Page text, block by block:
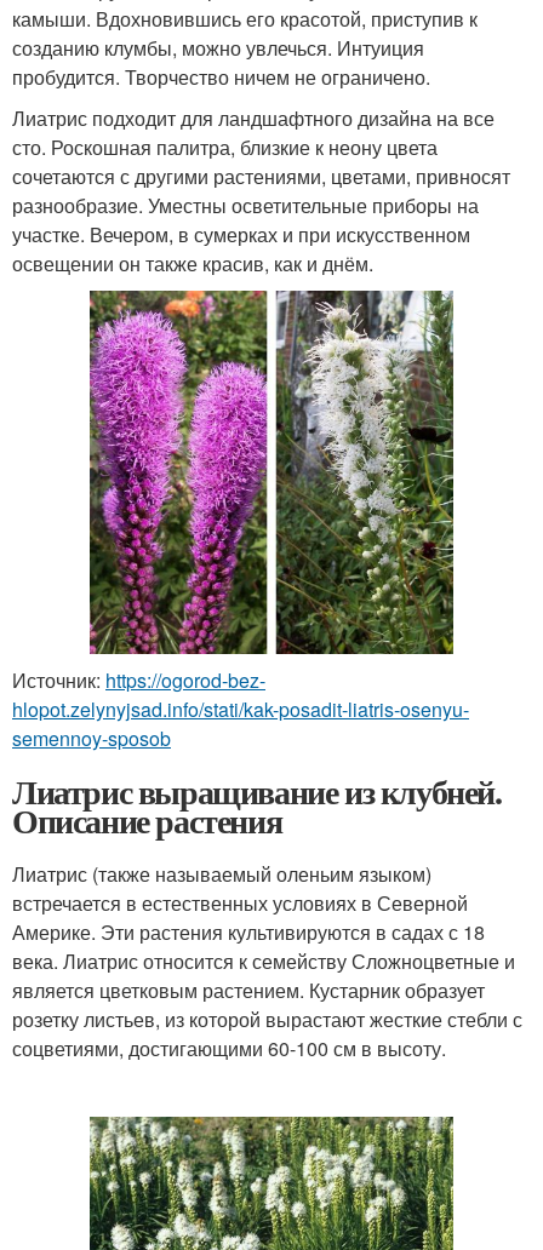
камыши. Вдохновившись его красотой, приступив к
созданию клумбы, можно увлечься. Интуиция
пробудится. Творчество ничем не ограничено.
Лиатрис подходит для ландшафтного дизайна на все
сто. Роскошная палитра, близкие к неону цвета
сочетаются с другими растениями, цветами, привносят
разнообразие. Уместны осветительные приборы на
участке. Вечером, в сумерках и при искусственном
освещении он также красив, как и днём.
Источник: https://ogorod-bez-
hlopot.zelynyjsad.info/stati/kak-posadit-liatris-osenyu-
semennoy-sposob
Лиатрис выращивание из клубней.
Описание растения
Лиатрис (также называемый оленьим языком)
встречается в естественных условиях в Северной
Америке. Эти растения культивируются в садах с 18
века. Лиатрис относится к семейству Сложноцветные и
является цветковым растением. Кустарник образует
розетку листьев, из которой вырастают жесткие стебли с
соцветиями, достигающими 60-100 см в высоту.